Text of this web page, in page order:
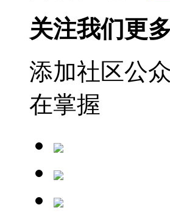
关注我们更
添加社区公
在掌握